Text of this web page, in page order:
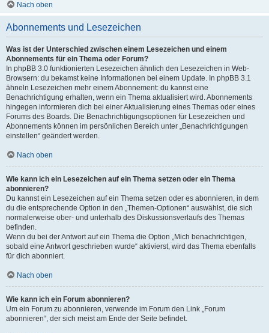
Nach oben
Abonnements und Lesezeichen
Was ist der Unterschied zwischen einem Lesezeichen und einem
Abonnements für ein Thema oder Forum?
In phpBB 3.0 funktionierten Lesezeichen ähnlich den Lesezeichen in Web-
Browsern: du bekamst keine Informationen bei einem Update. In phpBB 3.1
ähneln Lesezeichen mehr einem Abonnement: du kannst eine
Benachrichtigung erhalten, wenn ein Thema aktualisiert wird. Abonnements
hingegen informieren dich bei einer Aktualisierung eines Themas oder eines
Forums des Boards. Die Benachrichtigungsoptionen für Lesezeichen und
Abonnements können im persönlichen Bereich unter „Benachrichtigungen
einstellen“ geändert werden.
Nach oben
Wie kann ich ein Lesezeichen auf ein Thema setzen oder ein Thema
abonnieren?
Du kannst ein Lesezeichen auf ein Thema setzen oder es abonnieren, in dem
du die entsprechende Option in den „Themen-Optionen“ auswählst, die sich
normalerweise ober- und unterhalb des Diskussionsverlaufs des Themas
befinden.
Wenn du bei der Antwort auf ein Thema die Option „Mich benachrichtigen,
sobald eine Antwort geschrieben wurde“ aktivierst, wird das Thema ebenfalls
für dich abonniert.
Nach oben
Wie kann ich ein Forum abonnieren?
Um ein Forum zu abonnieren, verwende im Forum den Link „Forum
abonnieren“, der sich meist am Ende der Seite befindet.